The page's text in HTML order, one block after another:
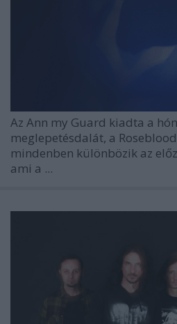
Az Ann my Guard kiadta a
meglepetésdalát, a Roseblood
mindenben különbözik az
ami a ...